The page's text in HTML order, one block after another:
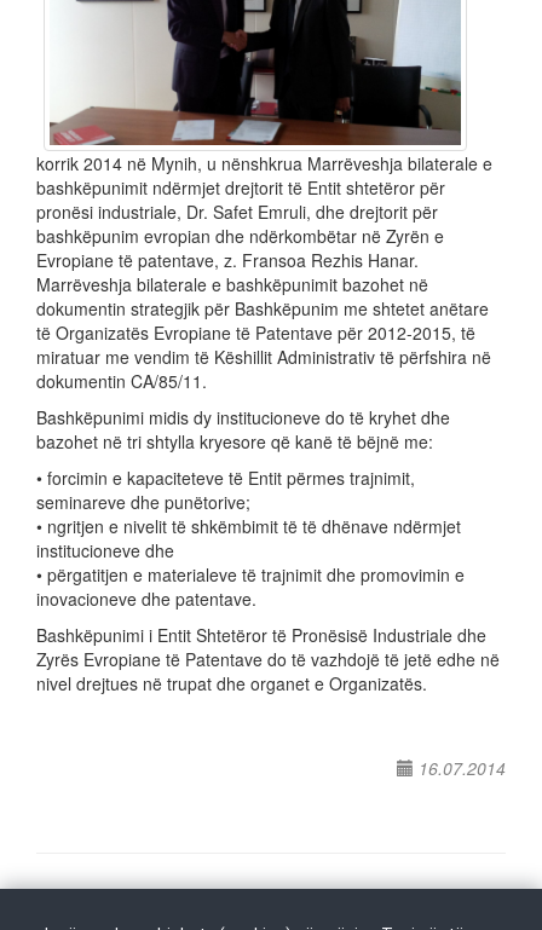
korrik 2014 në Mynih, u nënshkrua Marrëveshja bilaterale e
bashkëpunimit ndërmjet drejtorit të Entit shtetëror për
pronësi industriale, Dr. Safet Emruli, dhe drejtorit për
bashkëpunim evropian dhe ndërkombëtar në Zyrën e
Evropiane të patentave, z. Fransoa Rezhis Hanar.
Marrëveshja bilaterale e bashkëpunimit bazohet në
dokumentin strategjik për Bashkëpunim me shtetet anëtare
të Organizatës Evropiane të Patentave për 2012-2015, të
miratuar me vendim të Këshillit Administrativ të përfshira në
dokumentin CA/85/11.
Bashkëpunimi midis dy institucioneve do të kryhet dhe
bazohet në tri shtylla kryesore që kanë të bëjnë me:
• forcimin e kapaciteteve të Entit përmes trajnimit,
seminareve dhe punëtorive;
• ngritjen e nivelit të shkëmbimit të të dhënave ndërmjet
institucioneve dhe
• përgatitjen e materialeve të trajnimit dhe promovimin e
inovacioneve dhe patentave.
Bashkëpunimi i Entit Shtetëror të Pronësisë Industriale dhe
Zyrës Evropiane të Patentave do të vazhdojë të jetë edhe në
nivel drejtues në trupat dhe organet e Organizatës.
16.07.2014